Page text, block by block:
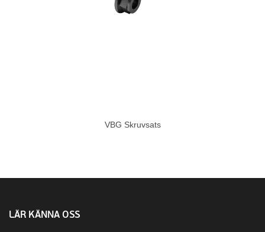
VBG Skruvsats
LÄR KÄNNA OSS